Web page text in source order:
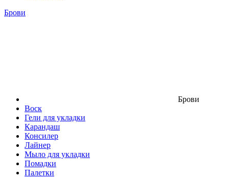
Брови
Брови
Воск
Гели для укладки
Карандаш
Консилер
Лайнер
Мыло для укладки
Помадки
Палетки